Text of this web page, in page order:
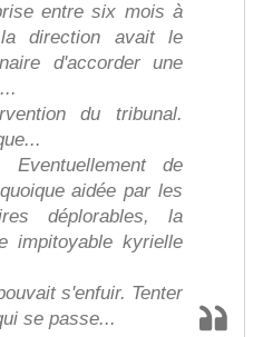
entre six mois à
direction avait le
d'accorder une
du tribunal.
de
aidée par les
déplorables, la
impitoyable kyrielle
s'enfuir. Tenter
se passe...